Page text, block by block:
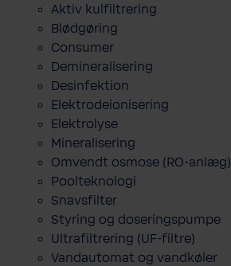
Aktiv kulfiltrering
Blødgøring
Consumer
Demineralisering
Desinfektion
Elektrodeionisering
Elektrolyse
Mineralisering
Omvendt osmose (RO-anlæg)
Poolteknologi
Snavsfilter
Styring og doseringspumpe
Ultrafiltrering (UF-filtre)
Vandautomat og vandkøler